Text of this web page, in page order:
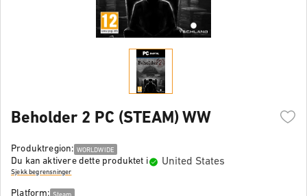
Beholder 2 PC (STEAM) WW
Produktregion: WORLDWIDE
Du kan aktivere dette produktet i United States
Sjekk begrensninger
Platform: